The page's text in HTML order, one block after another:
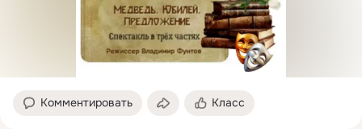
Комментировать Класс